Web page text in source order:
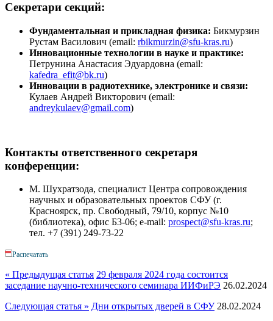
Секретари секций:
Фундаментальная и прикладная физика: Бикмурзин
Рустам Василович (email: rbikmurzin@sfu-kras.ru)
Инновационные технологии в науке и практике:
Петрунина Анастасия Эдуардовна (email:
kafedra_efit@bk.ru)
Инновации в радиотехнике, электронике и связи:
Кулаев Андрей Викторович (email:
andreykulaev@gmail.com)
Контакты ответственного секретаря
конференции:
М. Шухратзода, специалист Центра сопровождения
научных и образовательных проектов СФУ (г.
Красноярск, пр. Свободный, 79/10, корпус №10
(библиотека), офис Б3-06; e-mail: prospect@sfu-kras.ru;
тел. +7 (391) 249-73-22
Распечатать
« Предыдущая статья 29 февраля 2024 года состоится
заседание научно-технического семинара ИИФиРЭ 26.02.2024
Следующая статья » Дни открытых дверей в СФУ 28.02.2024